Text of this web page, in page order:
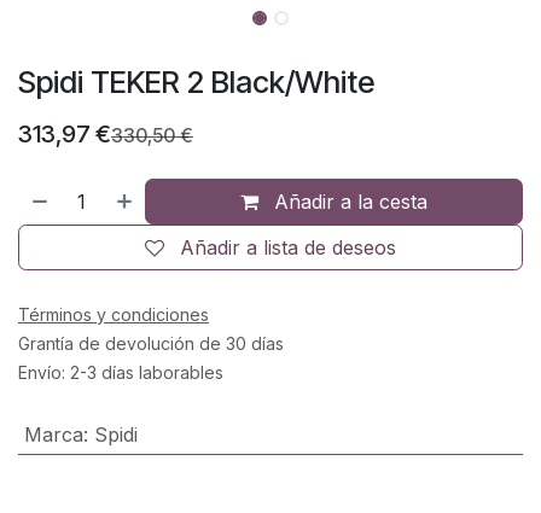
Spidi TEKER 2 Black/White
313,97 €330,50€
Añadir a la cesta
Añadir a lista de deseos
Términos y condiciones
Grantía de devolución de 30 días
Envío: 2-3 días laborables
Marca: Spidi